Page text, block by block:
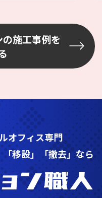
施工事例を
オフィス専門
移設」「撤去」なら